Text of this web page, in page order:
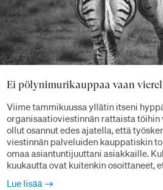
Ei pölynimurikauppaa vaan
Viime tammikuussa yllätin itseni
organisaatioviestinnän rattaista töihin
ollut osannut edes ajatella, että
viestinnän palveluiden kauppatiskin
omaa asiantuntijuuttani asiakkaille.
kuukautta ovat kuitenkin osoittaneet,
Lue lisää